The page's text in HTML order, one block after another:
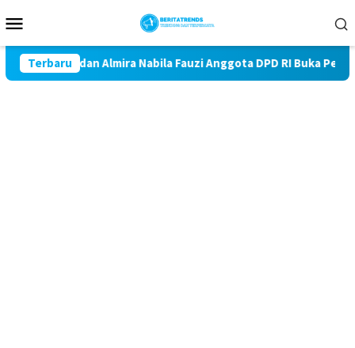
ke
Mobile
Terbaru
dan Almira Nabila Fauzi Anggota DPD RI Buka Perlombaan